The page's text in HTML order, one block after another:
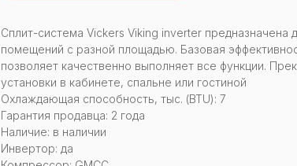
Сплит-система Vickers Viking inverter предназначена
помещений с разной площадью. Базовая
позволяет качественно выполняет все функции.
установки в кабинете, спальне или гостиной
Охлаждающая способность, тыс. (BTU): 7
Гарантия продавца: 2 года
Наличие: в наличии
Инвертор: да